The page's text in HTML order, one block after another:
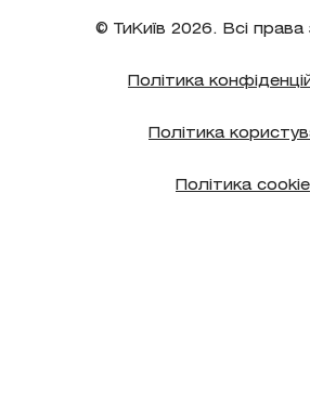
© ТиКиїв 2026. Всі
Політика
Політика
Політика cookie